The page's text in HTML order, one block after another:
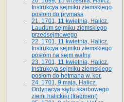
Instrukcya sejmiku ziemskiego
posłom do prymasa
21. 1701, 11 kwietnia, Halicz.
Laudum sejmiku ziemskiego
przedsejmowego
22. 1701, 11 kwietnia, Halicz.
Instrukcya sejmiku ziemskiego
posłom na sejm walny
23. 1701, 11 kwietnia, Halicz.
Instrukcya sejmiku ziemskiego
posłom do hetmana w. kor.
24. 1701, 9 maja, Halicz.
Ordynacya sądu skarbowego
ziemi halickiej (fragment)